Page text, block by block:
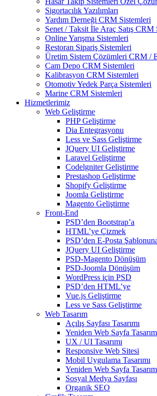
Sigortacılık Yazılımları
Yardım Derneği CRM Sistemleri
Senet / Taksit İle Araç Satış CRM
Online Yarışma Sistemleri
Restoran Sipariş Sistemleri
Üretim Sistem Çözümleri CRM /
Cam Depo CRM Sistemleri
Kalibrasyon CRM Sistemleri
Otomotiv Yedek Parça Sistemleri
Marine CRM Sistemleri
Hizmetlerimiz
Web Geliştirme
PHP Geliştirme
Dia Entegrasyonu
Less ve Sass Geliştirme
JQuery UI Geliştirme
Laravel Geliştirme
Codelgniter Geliştirme
Prestashop Geliştirme
Shopify Geliştirme
Joomla Geliştirme
Magento Geliştirme
Front-End
PSD’den Bootstrap’a
HTML’ye Çizmek
PSD’den E-Posta
JQuery UI Geliştirme
PSD-Magento Dönüşüm
PSD-Joomla Dönüşüm
WordPress için PSD
PSD’den HTML’ye
Vue.js Geliştirme
Less ve Sass Geliştirme
Web Tasarım
Açılış Sayfası Tasarımı
Yeniden Web Sayfa
UX / UI Tasarımı
Responsive Web Sitesi
Mobil Uygulama Tasarımı
Yeniden Web Sayfa
Sosyal Medya Sayfası
Organik SEO